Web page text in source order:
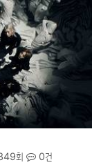
회 0건